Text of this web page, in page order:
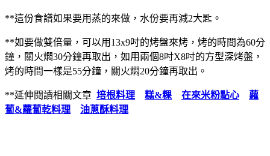
**這份食譜如果要用蒸的來做，水份要再減2大匙。
**如要做雙倍量，可以用13x9吋的烤盤來烤，烤的時間為60分
鐘，關火燜30分鐘再取出，如用兩個8吋X8吋的方型深烤盤，
烤的時間一樣是55分鐘，關火燜20分鐘再取出。
**延伸閱讀相關文章 培根料理 糕&粿 在來米粉點心
蘿
蔔&蘿蔔乾料理
油蔥酥料理